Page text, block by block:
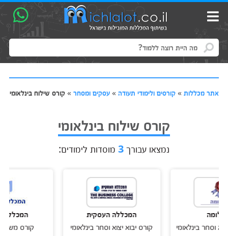
אתר מכללות» קורסים ולימודי תעודה» עסקים ומסחר» קורס שילוח בינלאומי
קורס שילוח בינלאומי
נמצאו עבורך3 מוסדות לימודים:
בינלאומי
המכללה העסקית
קורס יבוא יצוא וסחר בינלאומי
המכללה
קורס משלח